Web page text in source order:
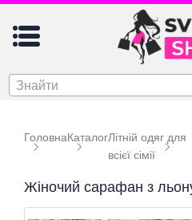
Знайти
ГоловнаКаталогЛітній одяг для
всієї сімії
Жіночий сарафан з